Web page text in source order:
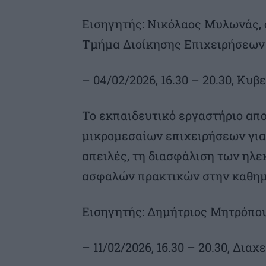
Εισηγητής: Νικόλαος Μυλωνάς,
Τμήμα Διοίκησης
– 04/02/2026, 16.30 – 20.30,
Το εκπαιδευτικό εργαστήριο
μικρομεσαίων επιχειρήσεων
απειλές, τη διασφάλιση των
ασφαλών πρακτικών στην
Εισηγητής: Δημήτριος
– 11/02/2026, 16.30 – 20.30,